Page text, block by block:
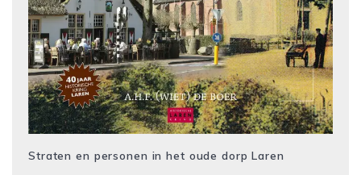
Straten en personen in het oude dorp Laren